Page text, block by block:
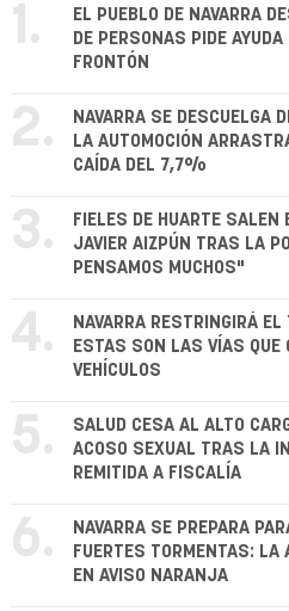
1.
EL PUEBLO DE NAVARRA
DE PERSONAS PIDE
FRONTÓN
2.
NAVARRA SE DESCUELGA
LA AUTOMOCIÓN
CAÍDA DEL 7,7%
3.
FIELES DE HUARTE SALEN
JAVIER AIZPÚN TRAS LA
PENSAMOS MUCHOS"
4.
NAVARRA RESTRINGIRÁ
ESTAS SON LAS VÍAS QUE
VEHÍCULOS
5.
SALUD CESA AL ALTO
ACOSO SEXUAL TRAS LA
REMITIDA A FISCALÍA
6.
NAVARRA SE PREPARA
FUERTES TORMENTAS: LA
EN AVISO NARANJA